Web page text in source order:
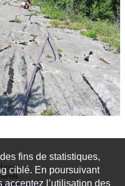
fins de statistiques,
ciblé. En poursuivant
acceptez l’utilisation des